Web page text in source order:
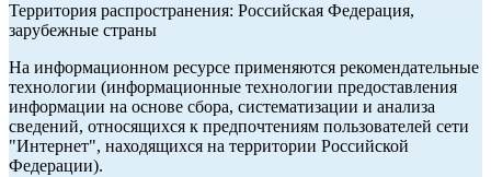
Территория распространения: Российская Федерация,
зарубежные страны
На информационном ресурсе применяются рекомендательные
технологии (информационные технологии предоставления
информации на основе сбора, систематизации и анализа
сведений, относящихся к предпочтениям пользователей сети
"Интернет", находящихся на территории Российской
Федерации).